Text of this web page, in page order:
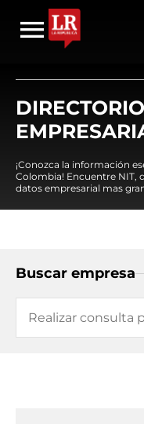
¡Conozca la información
Colombia! Encuentre NIT,
datos empresarial mas
Buscar empresa